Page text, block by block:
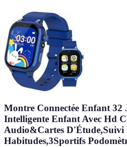
Montre Connectée Enfant 32
Intelligente Enfant Avec Hd
Audio&Cartes D'Étude,Suivi
Habitudes,3Sportifs